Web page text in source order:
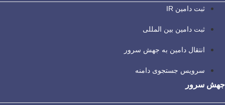
ثبت دامین IR
ثبت دامین بین المللی
انتقال دامین به جهش سرور
سرویس جستجوی دامنه
جهش سرور